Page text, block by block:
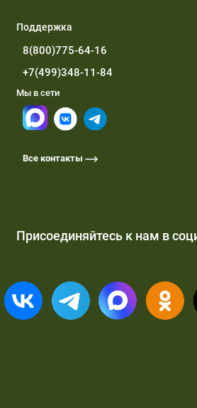
Поддержка
8(800)775-64-16
+7(499)348-11-84
Мы в сети
Все контакты
Присоединяйтесь к нам в